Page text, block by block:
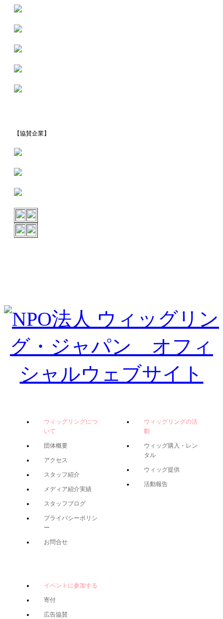
【協賛企業】
ウィッグリングにつ
いて
団体概要
アクセス
スタッフ紹介
メディア紹介実績
スタッフブログ
プライバシーポリシ
ー
お問合せ
ウィッグリングの活
動
ウィッグ購入・レン
タル
ウィッグ提供
活動報告
イベントに参加する
寄付
広告協賛